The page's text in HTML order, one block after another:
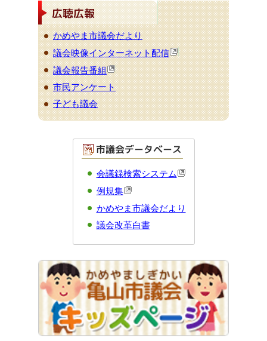
かめやま市議会だより
議会映像インターネット配信
議会報告番組
市民アンケート
子ども議会
会議録検索システム
例規集
かめやま市議会だより
議会改革白書